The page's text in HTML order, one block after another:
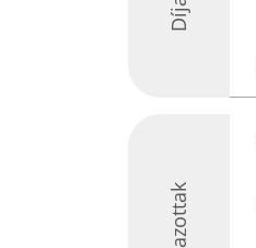
Díjazottak